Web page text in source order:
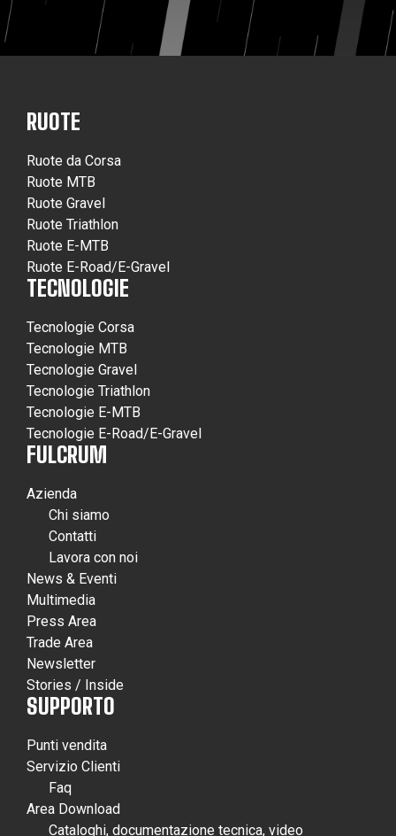
RUOTE
Ruote da Corsa
Ruote MTB
Ruote Gravel
Ruote Triathlon
Ruote E-MTB
Ruote E-Road/E-Gravel
TECNOLOGIE
Tecnologie Corsa
Tecnologie MTB
Tecnologie Gravel
Tecnologie Triathlon
Tecnologie E-MTB
Tecnologie E-Road/E-Gravel
FULCRUM
Azienda
Chi siamo
Contatti
Lavora con noi
News & Eventi
Multimedia
Press Area
Trade Area
Newsletter
Stories / Inside
SUPPORTO
Punti vendita
Servizio Clienti
Faq
Area Download
Cataloghi, documentazione tecnica, video